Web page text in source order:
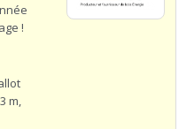
!
m,